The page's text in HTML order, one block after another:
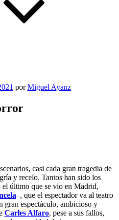
porMiguel Ayanz
casi cada gran tragedia de
y recelo. Tantos han sido los
último que se vio en Madrid,
–, que el espectador va al teatro
gran espectáculo, ambicioso y
Carles Alfaro, pese a sus fallos,